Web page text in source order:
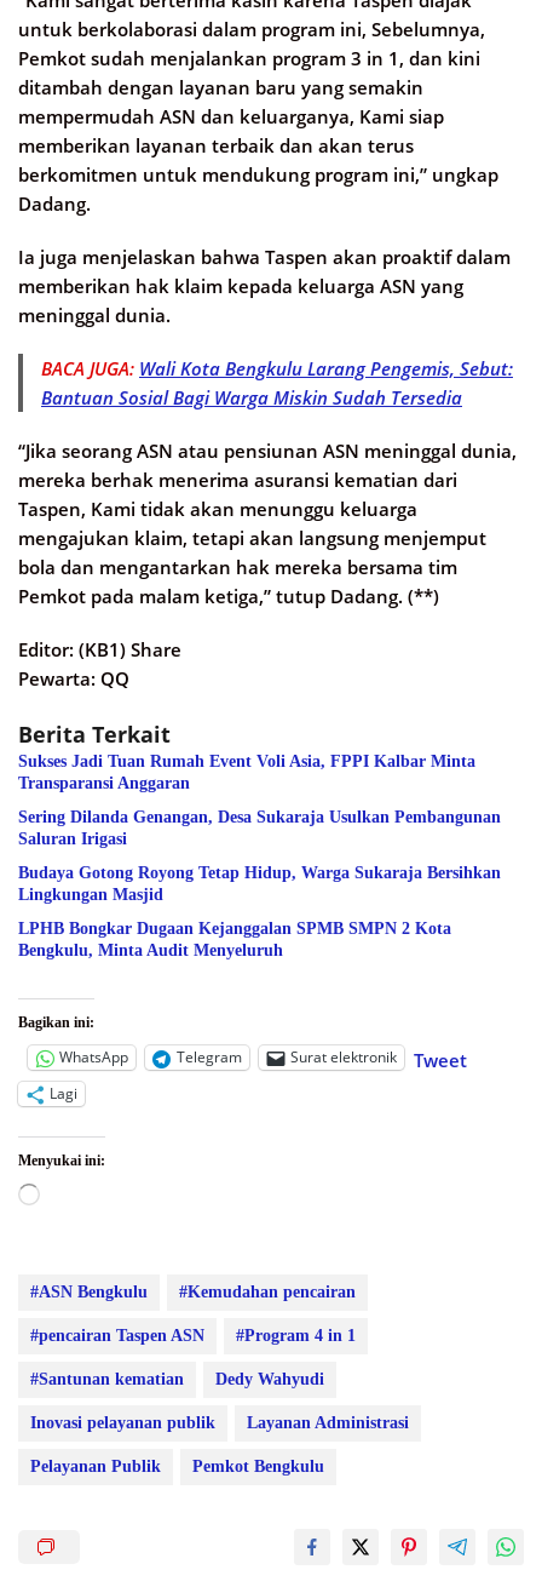
untuk berkolaborasi dalam program ini, Sebelumnya,
Pemkot sudah menjalankan program 3 in 1, dan kini
ditambah dengan layanan baru yang semakin
mempermudah ASN dan keluarganya, Kami siap
memberikan layanan terbaik dan akan terus
berkomitmen untuk mendukung program ini,” ungkap
Dadang.
Ia juga menjelaskan bahwa Taspen akan proaktif dalam
memberikan hak klaim kepada keluarga ASN yang
meninggal dunia.
BACA JUGA: Wali Kota Bengkulu Larang Pengemis, Sebut:
Bantuan Sosial Bagi Warga Miskin Sudah Tersedia
“Jika seorang ASN atau pensiunan ASN meninggal dunia,
mereka berhak menerima asuransi kematian dari
Taspen, Kami tidak akan menunggu keluarga
mengajukan klaim, tetapi akan langsung menjemput
bola dan mengantarkan hak mereka bersama tim
Pemkot pada malam ketiga,” tutup Dadang. (**)
Editor: (KB1) Share
Pewarta: QQ
Berita Terkait
Sukses Jadi Tuan Rumah Event Voli Asia, FPPI Kalbar Minta
Transparansi Anggaran
Sering Dilanda Genangan, Desa Sukaraja Usulkan Pembangunan
Saluran Irigasi
Budaya Gotong Royong Tetap Hidup, Warga Sukaraja Bersihkan
Lingkungan Masjid
LPHB Bongkar Dugaan Kejanggalan SPMB SMPN 2 Kota
Bengkulu, Minta Audit Menyeluruh
Bagikan ini:
WhatsApp Telegram Surat elektronik Tweet
Lagi
Menyukai ini:
Memuat...
#ASN Bengkulu #Kemudahan pencairan
#pencairan Taspen ASN #Program 4 in 1
#Santunan kematian Dedy Wahyudi
Inovasi pelayanan publik Layanan Administrasi
Pelayanan Publik Pemkot Bengkulu